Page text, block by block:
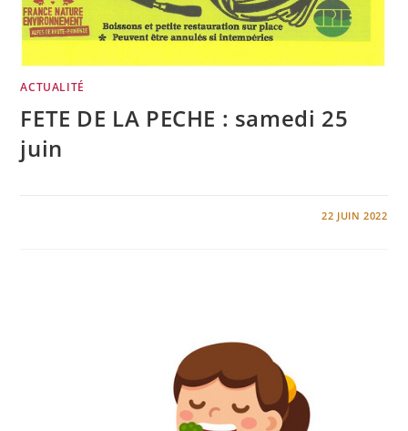
ACTUALITÉ
FETE DE LA PECHE : samedi 25
juin
22 JUIN 2022